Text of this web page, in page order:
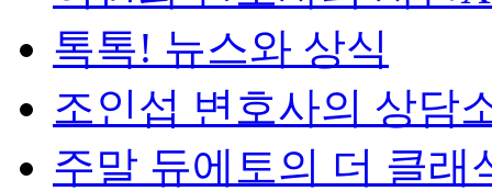
톡톡! 뉴스와 상식
조인섭 변호사의 상담
주말 듀에토의 더 클래